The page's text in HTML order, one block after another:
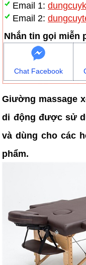
Email 1:
Email 2:
Nhắn tin gọi miễn
Chat Facebook
Giường massage
di động được sử
và dùng cho các
phẩm.